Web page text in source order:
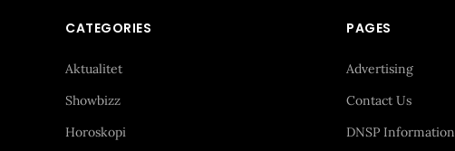
CATEGORIES
Aktualitet
Showbizz
Horoskopi
PAGES
Advertising
Contact Us
DNSP Information